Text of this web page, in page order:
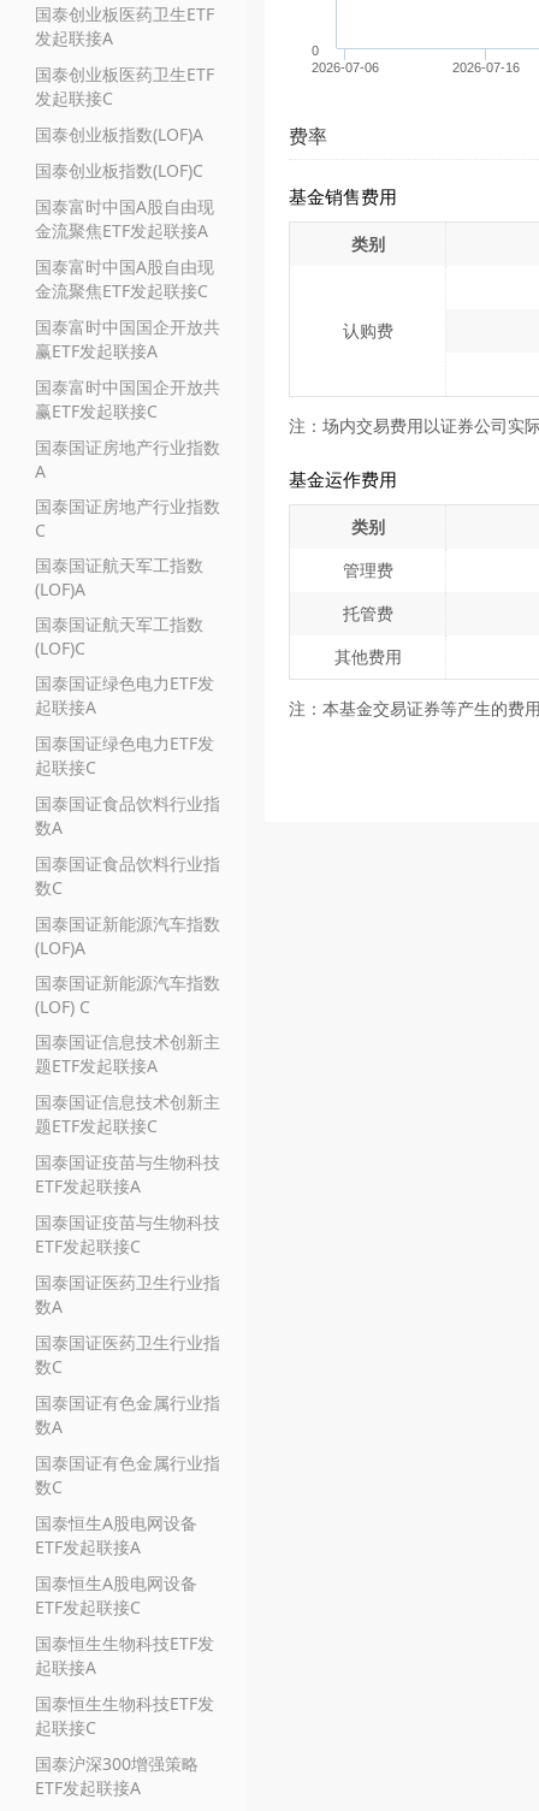
国泰创业板医药卫生ETF
发起联接A
国泰创业板医药卫生ETF
发起联接C
国泰创业板指数(LOF)A
国泰创业板指数(LOF)C
国泰富时中国A股自由现
金流聚焦ETF发起联接A
国泰富时中国A股自由现
金流聚焦ETF发起联接C
国泰富时中国国企开放共
赢ETF发起联接A
国泰富时中国国企开放共
赢ETF发起联接C
国泰国证房地产行业指数
A
国泰国证房地产行业指数
C
国泰国证航天军工指数
(LOF)A
国泰国证航天军工指数
(LOF)C
国泰国证绿色电力ETF发
起联接A
国泰国证绿色电力ETF发
起联接C
国泰国证食品饮料行业指
数A
国泰国证食品饮料行业指
数C
国泰国证新能源汽车指数
(LOF)A
国泰国证新能源汽车指数
(LOF) C
国泰国证信息技术创新主
题ETF发起联接A
国泰国证信息技术创新主
题ETF发起联接C
国泰国证疫苗与生物科技
ETF发起联接A
国泰国证疫苗与生物科技
ETF发起联接C
国泰国证医药卫生行业指
数A
国泰国证医药卫生行业指
数C
国泰国证有色金属行业指
数A
国泰国证有色金属行业指
数C
国泰恒生A股电网设备
ETF发起联接A
国泰恒生A股电网设备
ETF发起联接C
国泰恒生生物科技ETF发
起联接A
国泰恒生生物科技ETF发
起联接C
国泰沪深300增强策略
ETF发起联接A
2026-07-06 2026-07-16
0
费率
基金销售费用
类别
认购费
注：场内交易费用以证券公司实
基金运作费用
类别
管理费
托管费
其他费用
注：本基金交易证券等产生的费